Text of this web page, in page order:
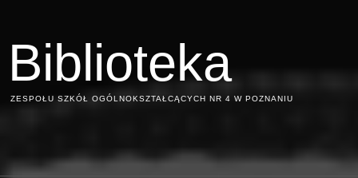
Biblioteka
ZESPOŁU SZKÓŁ OGÓLNOKSZTAŁCĄCYCH NR 4 W POZNANIU